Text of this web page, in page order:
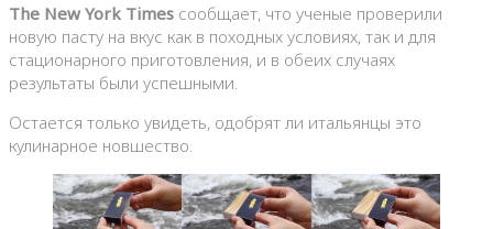
The New York Times сообщает, что ученые проверили
новую пасту на вкус как в походных условиях, так и для
стационарного приготовления, и в обеих случаях
результаты были успешными.
Остается только увидеть, одобрят ли итальянцы это
кулинарное новшество.